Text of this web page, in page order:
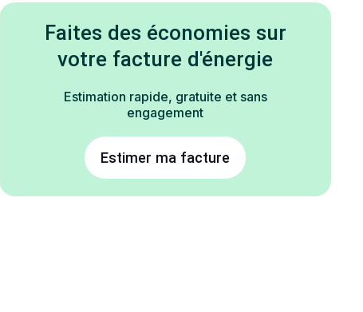
Faites des économies sur
votre facture d'énergie
Estimation rapide, gratuite et sans
engagement
Estimer ma facture